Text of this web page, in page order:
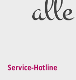
Service-Hotline